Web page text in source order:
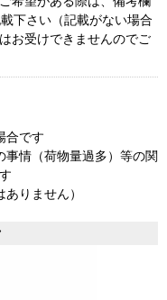
下さい（記載がない場合
お受けできませんのでご
合です
情（荷物量過多）等の関
りません）